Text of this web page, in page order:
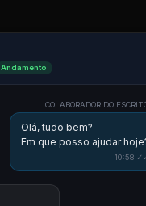
Andamento
COLABORADOR DO
Olá, tudo bem?
Em que posso ajudar
10:58